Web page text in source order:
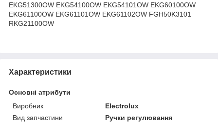
EKG51300OW EKG54100OW EKG54101OW EKG60100OW
EKG61100OW EKG61101OW EKG61102OW FGH50K3101
RKG21100OW
Характеристики
Основні атрибути
Виробник
Electrolux
Вид запчастини
Ручки регулювання